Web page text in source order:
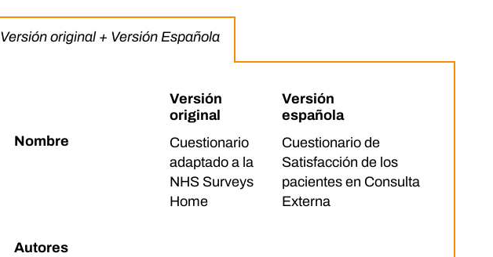
Versión original + Versión Española
Versión
original
Versión
española
Nombre
Cuestionario
adaptado a la
NHS Surveys
Home
Cuestionario de
Satisfacción de los
pacientes en Consulta
Externa
Autores